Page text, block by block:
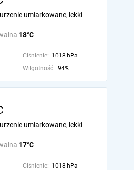
18°C
umiarkowane, lekki
Ciśnienie: 1018 hPa
Wilgotność: 94%
17°C
umiarkowane, lekki
Ciśnienie: 1018 hPa